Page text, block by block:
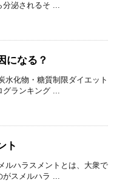
分泌されるそ ...
になる？
水化物・糖質制限ダイエット
ランキング ...
ト
ルハラスメントとは、大衆で
がスメルハラ ...